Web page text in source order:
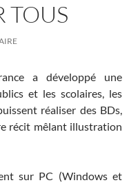
TOUS
a développé une
et les scolaires, les
réaliser des BDs,
récit mêlant illustration
sur PC (Windows et